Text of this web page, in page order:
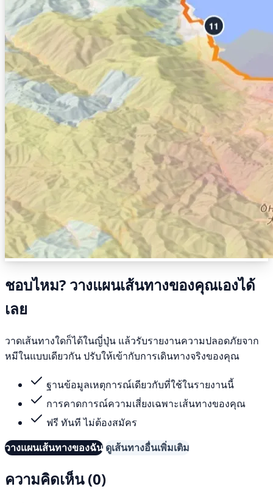
ชอบไหม? วางแผนเส้นทางของคุณเองได้
เลย
วาดเส้นทางใดก็ได้ในญี่ปุ่น แล้วรับรายงานความปลอดภัยจาก
หมีในแบบเดียวกัน ปรับให้เข้ากับการเดินทางจริงของคุณ
ฐานข้อมูลเหตุการณ์เดียวกับที่ใช้ในรายงานนี้
การคาดการณ์ความเสี่ยงเฉพาะเส้นทางของคุณ
ฟรี ทันที ไม่ต้องสมัคร
วางแผนเส้นทางของฉัน ดูเส้นทางอื่นเพิ่มเติม
ความคิดเห็น (0)